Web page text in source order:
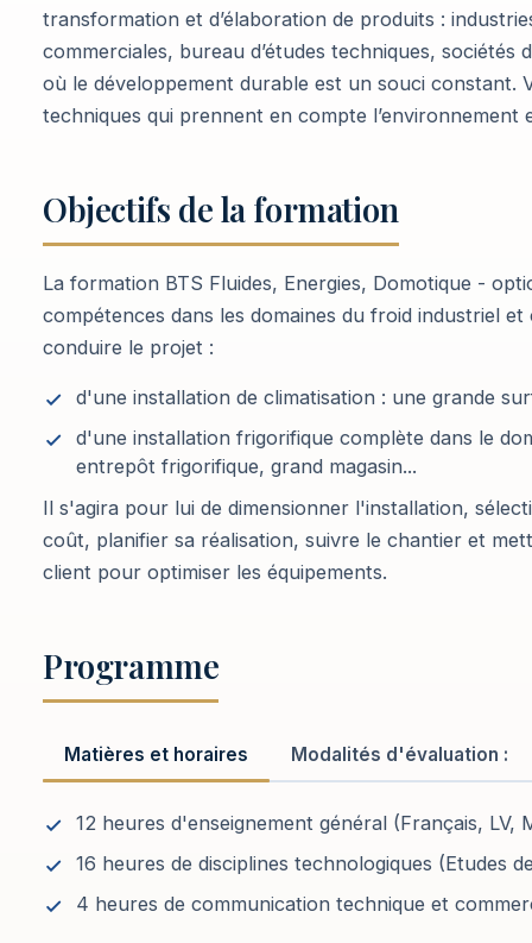
transformation et d’élaboration de produits :
commerciales, bureau d’études techniques,
où le développement durable est un souci constant.
techniques qui prennent en compte l’environnement
Objectifs de la formation
La formation BTS Fluides, Energies, Domotique -
compétences dans les domaines du froid industriel
conduire le projet :
d'une installation de climatisation : une grande
d'une installation frigorifique complète dans le
entrepôt frigorifique, grand magasin...
Il s'agira pour lui de dimensionner l'installation,
coût, planifier sa réalisation, suivre le chantier et
client pour optimiser les équipements.
Programme
Matières et horaires Modalités d'évaluation :
12 heures d'enseignement général (Français, LV,
16 heures de disciplines technologiques (Etudes
4 heures de communication technique et